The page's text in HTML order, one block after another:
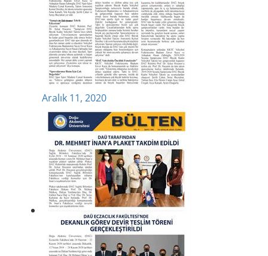
Aralık 11, 2020